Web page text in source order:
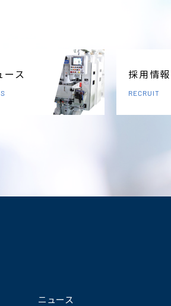
ース 採用情報
RECRUIT
ニュース